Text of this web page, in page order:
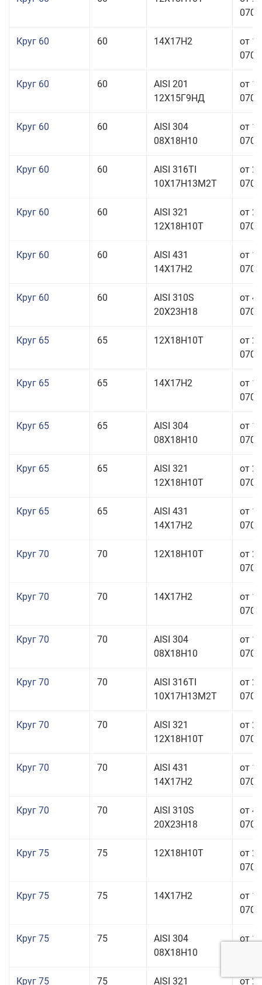
Круг 60 60 14Х17Н2
от
Круг 60 60
AISI 201
12Х15Г9НД
от
Круг 60 60
AISI 304
08Х18Н10
от
Круг 60 60
AISI 316TI
10Х17Н13М2Т
от
Круг 60 60
AISI 321
12Х18Н10Т
от
Круг 60 60
AISI 431
14Х17Н2
от
Круг 60 60
AISI 310S
20Х23Н18
от
Круг 65 65 12Х18Н10Т
от
Круг 65 65 14Х17Н2
от
Круг 65 65
AISI 304
08Х18Н10
от
Круг 65 65
AISI 321
12Х18Н10Т
от
Круг 65 65
AISI 431
14Х17Н2
от
Круг 70 70 12Х18Н10Т
от
Круг 70 70 14Х17Н2
от
Круг 70 70
AISI 304
08Х18Н10
от
Круг 70 70
AISI 316TI
10Х17Н13М2Т
от
Круг 70 70
AISI 321
12Х18Н10Т
от
Круг 70 70
AISI 431
14Х17Н2
от
Круг 70 70
AISI 310S
20Х23Н18
от
Круг 75 75 12Х18Н10Т
от
Круг 75 75 14Х17Н2
от
Круг 75 75
AISI 304
08Х18Н10
от
Круг 75 75 AISI 321 от